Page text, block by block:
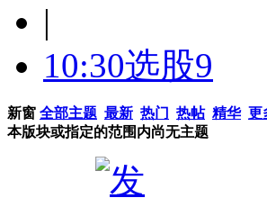
|
10:30选股9
新窗 全部主题 最新 热门 热帖 精华 更
本版块或指定的范围内尚无主题